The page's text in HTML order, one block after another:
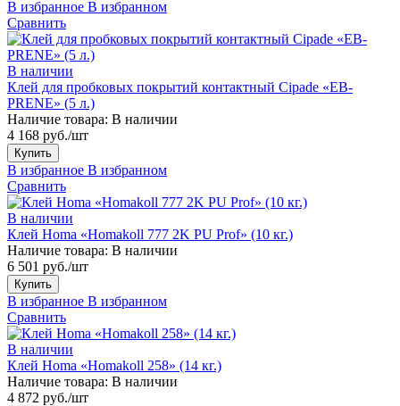
В избранное В избранном
Сравнить
В наличии
Клей для пробковых покрытий контактный Cipade «EB-
PRENE» (5 л.)
Наличие товара: В наличии
4 168 руб./шт
Купить
В избранное В избранном
Сравнить
В наличии
Клей Homa «Homakoll 777 2K PU Prof» (10 кг.)
Наличие товара: В наличии
6 501 руб./шт
Купить
В избранное В избранном
Сравнить
В наличии
Клей Homa «Homakoll 258» (14 кг.)
Наличие товара: В наличии
4 872 руб./шт